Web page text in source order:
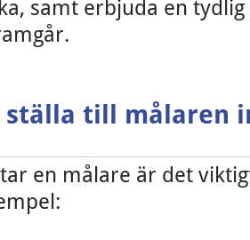
samt erbjuda en
ställa till målaren
en målare är det